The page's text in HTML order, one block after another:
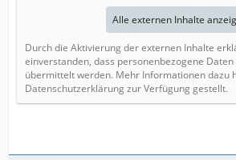
Alle externen Inhalte
Durch die Aktivierung der externen Inhalte
einverstanden, dass personenbezogene
übermittelt werden. Mehr Informationen dazu
Datenschutzerklärung zur Verfügung gestellt.